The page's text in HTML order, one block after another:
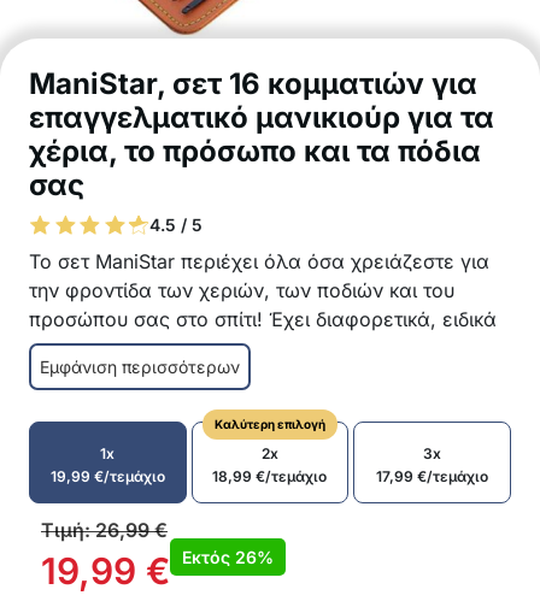
ManiStar, σετ 16 κομματιών για
επαγγελματικό μανικιούρ για τα
χέρια, το πρόσωπο και τα πόδια
σας
4.5 / 5
Το σετ ManiStar περιέχει όλα όσα χρειάζεστε για
την φροντίδα των χεριών, των ποδιών και του
προσώπου σας στο σπίτι! Έχει διαφορετικά, ειδικά
εργαλεία για να κρατάτε καθαρό και περιποιημένο
το κάθε μέρος του σώματος σας, ενώ οι κοφτερές
λεπίδες από ανοξείδωτο ατσάλι κόβουν τα νύχια
και αφαιρούν το νεκρό δέρμα απαλά και εύκολα!
Σετ με 16 κομμάτια για την φροντίδα των
χεριών, των ποδιών και του προσώπου
Όλα όσα χρειάζεστε σε μια δερμάτινη θήκη
Πολύ κοφτερές λεπίδες από ανοξείδωτο
ατσάλι
Εμφάνιση περισσότερων
1x
19,99 €/τεμάχιο
Καλύτερη επιλογή
2x
18,99€/τεμάχιο
3x
17,99€/τεμάχιο
Τιμή:26,99€
19,99 € Εκτός 26%